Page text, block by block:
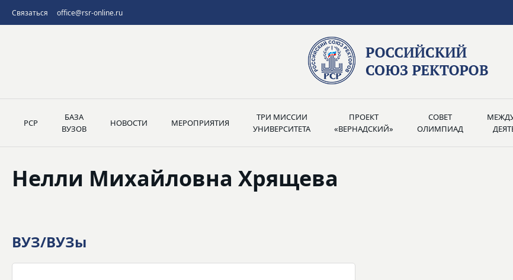
Связаться office@rsr-online.ru
РСР
БАЗА
ВУЗОВ
НОВОСТИ МЕРОПРИЯТИЯ
ТРИ МИССИИ
УНИВЕРСИТЕТА
ПРОЕКТ
«ВЕРНАДСКИЙ»
СОВЕТ
ОЛИМПИАД
Нелли Михайловна Хрящева
ВУЗ/ВУЗы